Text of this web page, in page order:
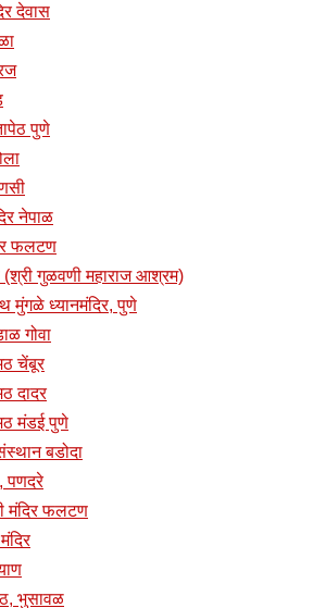
देवास
पुणे
नेपाळ
फलटण
(श्री गुळवणी महाराज आश्रम)
मुंगळे ध्यानमंदिर, पुणे
गोवा
चेंबूर
दादर
मंडई पुणे
बडोदा
पणदरे
मंदिर फलटण
भुसावळ